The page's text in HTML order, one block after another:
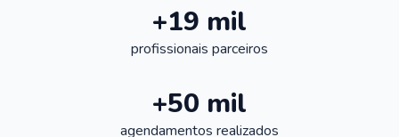
+19 mil
profissionais parceiros
+50 mil
agendamentos realizados